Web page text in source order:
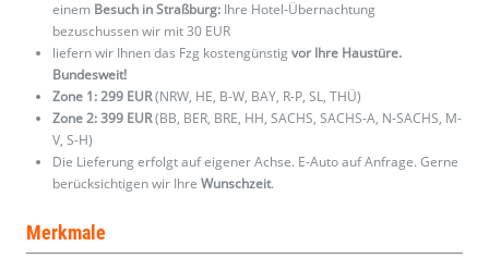
einem Besuch in Straßburg: Ihre Hotel-Übernachtung
bezuschussen wir mit 30 EUR
liefern wir Ihnen das Fzg kostengünstig vor Ihre Haustüre.
Bundesweit!
Zone 1: 299 EUR(NRW, HE, B-W, BAY, R-P, SL, THÜ)
Zone 2: 399 EUR(BB, BER, BRE, HH, SACHS, SACHS-A, N-SACHS, M-
V, S-H)
Die Lieferung erfolgt auf eigener Achse. E-Auto auf Anfrage. Gerne
berücksichtigen wir Ihre Wunschzeit.
Merkmale